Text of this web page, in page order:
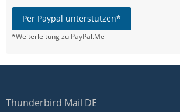
Per Paypal unterstützen*
*Weiterleitung zu PayPal.Me
Thunderbird Mail DE